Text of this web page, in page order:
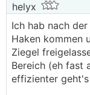
helyx
Ich hab nach
Haken kommen
Ziegel
Bereich (eh fast
effizienter geht's